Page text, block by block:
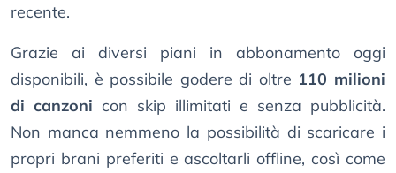
recente.
Grazie ai diversi piani in abbonamento oggi
disponibili, è possibile godere di oltre 110 milioni
di canzoni con skip illimitati e senza pubblicità.
Non manca nemmeno la possibilità di scaricare i
propri brani preferiti e ascoltarli offline, così come